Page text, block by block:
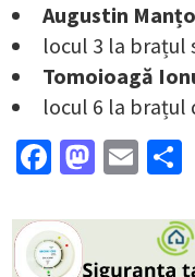
Augustin
locul 3 la brațul
Tomoioagă
locul 6 la brațul
Facebook